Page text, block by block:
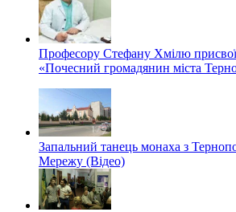
Професору Стефану Хмілю
«Почесний громадянин міста
Запальний танець монаха з
Мережу (Відео)